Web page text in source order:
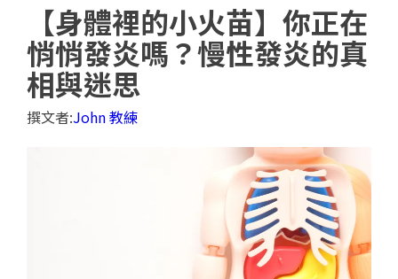
【身體裡的小火苗】你正在
悄悄發炎嗎？慢性發炎的真
相與迷思
撰文者:John 教練